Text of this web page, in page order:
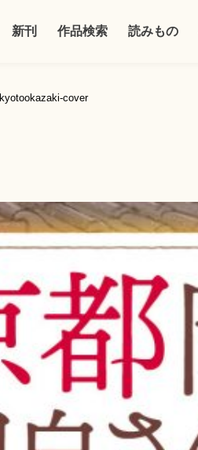
新刊 作品検索 読みもの
kyotookazaki-cover